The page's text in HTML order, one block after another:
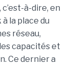
à-dire, en
la place du
réseau,
capacités et
Ce dernier a